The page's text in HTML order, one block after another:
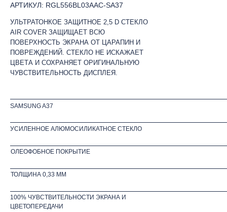
УСИЛЕННОЕ АЛЮМОСИЛИКАТНОЕ СТЕКЛО
ОЛЕОФОБНОЕ ПОКРЫТИЕ
ТОЛЩИНА 0,33 ММ
УЛЬТРАТОНКОЕ ЗАЩИТНОЕ 2,5 D СТЕКЛО
AIR COVER ЗАЩИЩАЕТ ВСЮ
ПОВЕРХНОСТЬ ЭКРАНА ОТ ЦАРАПИН И
ПОВРЕЖДЕНИЙ. СТЕКЛО НЕ ИСКАЖАЕТ
ЦВЕТА И СОХРАНЯЕТ ОРИГИНАЛЬНУЮ
ЧУВСТВИТЕЛЬНОСТЬ ДИСПЛЕЯ.
АРТИКУЛ: RGL556BL03AAC-SA37
SAMSUNG A37
100% ЧУВСТВИТЕЛЬНОСТИ ЭКРАНА И
ЦВЕТОПЕРЕДАЧИ